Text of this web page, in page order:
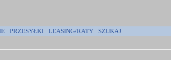
PRZESYŁKI LEASING/RATY SZUKAJ